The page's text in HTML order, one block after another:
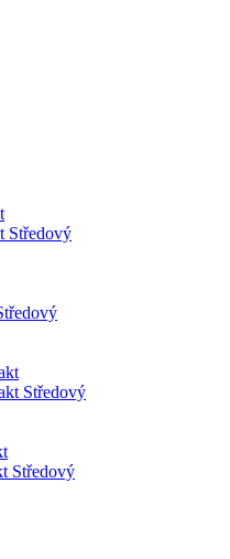
Středový
Středový
Středový